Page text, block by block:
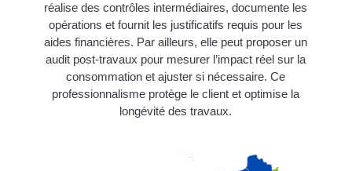
réalise des contrôles intermédiaires, documente les
opérations et fournit les justificatifs requis pour les
aides financières. Par ailleurs, elle peut proposer un
audit post-travaux pour mesurer l’impact réel sur la
consommation et ajuster si nécessaire. Ce
professionnalisme protège le client et optimise la
longévité des travaux.